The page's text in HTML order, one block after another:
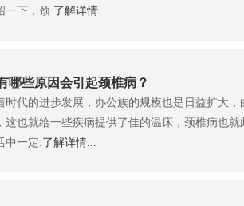
一下，颈.了解详情...
哪些原因会引起颈椎病？
时代的进步发展，办公族的规模也是日益扩大
这也就给一些疾病提供了佳的温床，颈椎病也
中一定.了解详情...